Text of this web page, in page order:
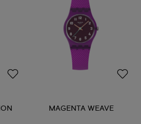
MAGENTA WEAVE